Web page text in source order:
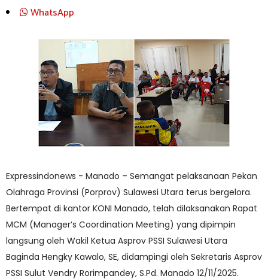
WhatsApp
Expressindonews - Manado – Semangat pelaksanaan Pekan
Olahraga Provinsi (Porprov) Sulawesi Utara terus bergelora.
Bertempat di kantor KONI Manado, telah dilaksanakan Rapat
MCM (Manager’s Coordination Meeting) yang dipimpin
langsung oleh Wakil Ketua Asprov PSSI Sulawesi Utara
Baginda Hengky Kawalo, SE, didampingi oleh Sekretaris Asprov
PSSI Sulut Vendry Rorimpandey, S.Pd. Manado 12/11/2025.